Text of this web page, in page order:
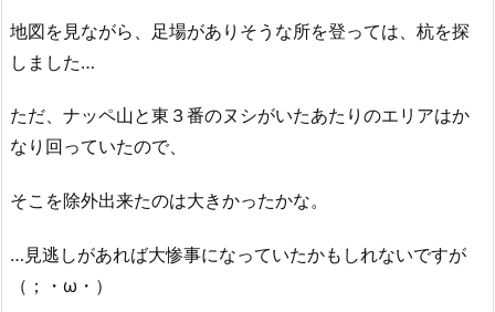
地図を見ながら、足場がありそうな所を登っては、杭を探
しました…
ただ、ナッペ山と東３番のヌシがいたあたりのエリアはか
なり回っていたので、
そこを除外出来たのは大きかったかな。
…見逃しがあれば大惨事になっていたかもしれないですが
（；・ω・）